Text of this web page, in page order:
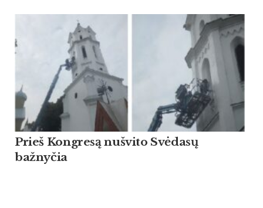
Prieš Kongresą nušvito Svėdasų
bažnyčia